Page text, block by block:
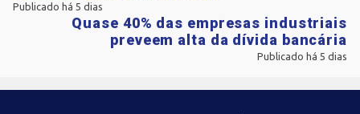
Publicado há 5 dias
Quase 40% das empresas industriais
preveem alta da dívida bancária
Publicado há 5 dias